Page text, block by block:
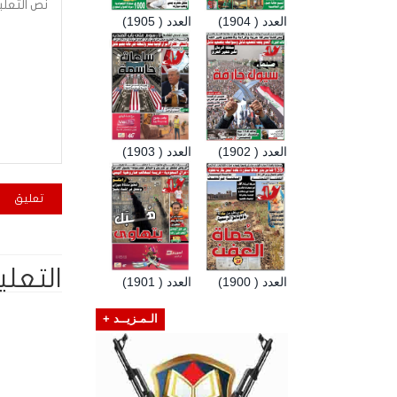
العدد ( 1905) العدد ( 1904)
العدد ( 1903) العدد ( 1902)
العدد ( 1901) العدد ( 1900)
الـمـزيــد +